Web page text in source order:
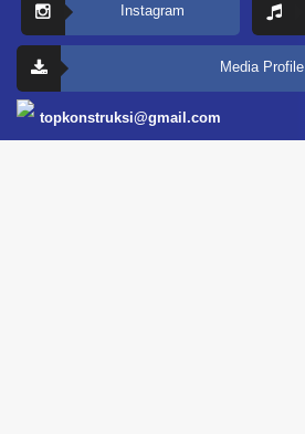
Instagram
Media Profile
topkonstruksi@gmail.com